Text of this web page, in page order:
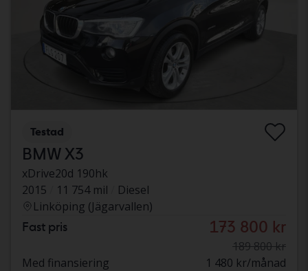
Testad
BMW X3
xDrive20d 190hk
2015
11 754 mil
Diesel
Linköping (Jägarvallen)
Fast pris 173 800 kr
189 800 kr
Med finansiering
1 480 kr/månad